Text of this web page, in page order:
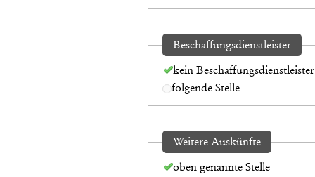
Beschaffungsdienstleister
kein Beschaffungsdienstleister
folgende Stelle
Weitere Auskünfte
oben genannte Stelle